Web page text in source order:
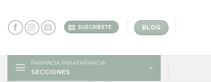
content
SUSCRÍBETE BLOG
FARMACIA PARAFARMACIA
SECCIONES